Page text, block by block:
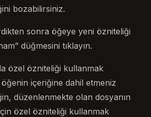
bozabilirsiniz.
sonra öğeye yeni özniteliği
düğmesini tıklayın.
özel özniteliği kullanmak
içeriğine dahil etmeniz
düzenlenmekte olan dosyanın
özel özniteliği kullanmak